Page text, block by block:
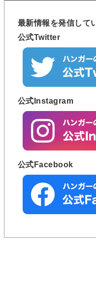
最新情報を発信して
公式Twitter
公式Instagram
公式Facebook